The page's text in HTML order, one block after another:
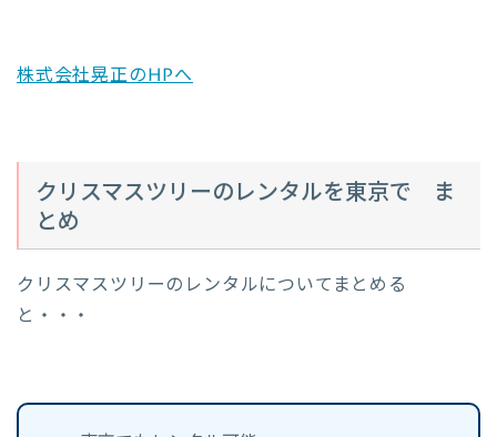
株式会社晃正のHPへ
クリスマスツリーのレンタルを東京で ま
とめ
クリスマスツリーのレンタルについてまとめる
と・・・